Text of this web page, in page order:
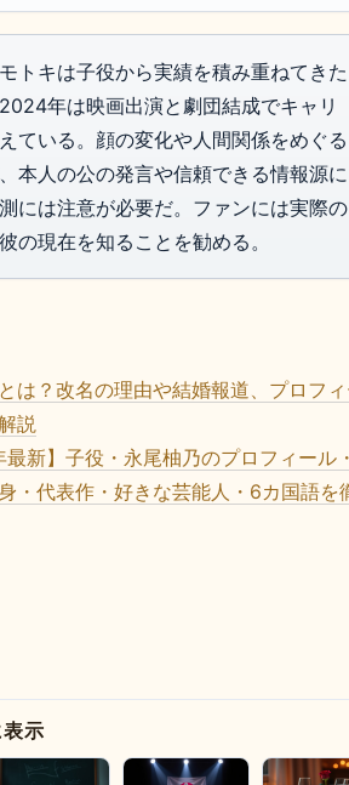
トキは子役から実績を積み重ねてきた
年は映画出演と劇団結成でキャリ
ている。顔の変化や人間関係をめぐる
本人の公の発言や信頼できる情報源に
には注意が必要だ。ファンには実際の
の現在を知ることを勧める。
は？改名の理由や結婚報道、プロフ
説
最新】子役・永尾柚乃のプロフィール
・代表作・好きな芸能人・6カ国語を
示